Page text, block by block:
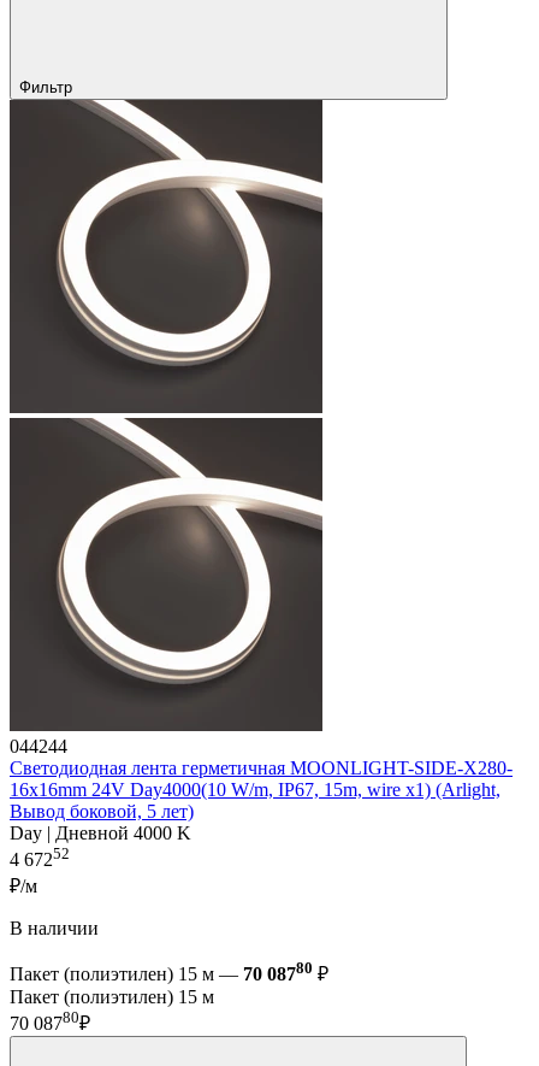
Фильтр
044244
Светодиодная лента герметичная MOONLIGHT-SIDE-X280-
16x16mm 24V Day4000(10 W/m, IP67, 15m, wire x1) (Arlight,
Вывод боковой, 5 лет)
Day | Дневной 4000 K
4 67252
₽/м
В наличии
Пакет (полиэтилен) 15 м — 70 08780 ₽
Пакет (полиэтилен) 15 м
70 08780₽